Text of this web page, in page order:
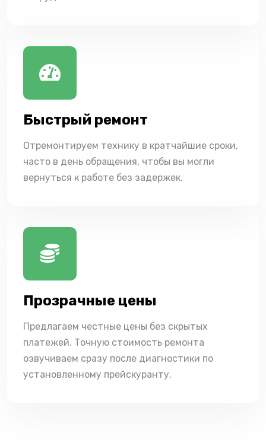
Быстрый ремонт
Отремонтируем технику в кратчайшие сроки,
часто в день обращения, чтобы вы могли
вернуться к работе без задержек.
Прозрачные цены
Предлагаем честные цены без скрытых
платежей. Точную стоимость ремонта
озвучиваем сразу после диагностики по
установленному прейскуранту.